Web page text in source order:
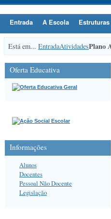
Entrada A Escola Estruturas
Está em... EntradaAtividadesPlano
Oferta Educativa
Informações
Alunos
Docentes
Pessoal Não Docente
Legislação